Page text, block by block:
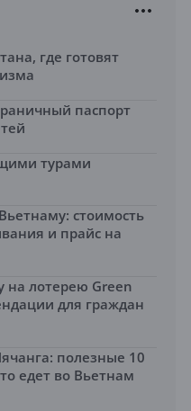
где готовят
паспорт
турами
стоимость
и прайс на
на лотерею Green
для граждан
полезные 10
едет во Вьетнам